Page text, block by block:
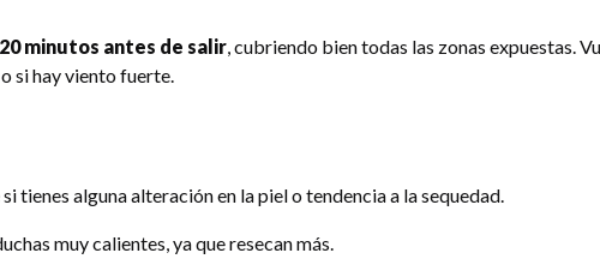
20 minutos antes de salir, cubriendo bien todas las zonas expuestas.
si hay viento fuerte.
tienes alguna alteración en la piel o tendencia a la sequedad.
muy calientes, ya que resecan más.